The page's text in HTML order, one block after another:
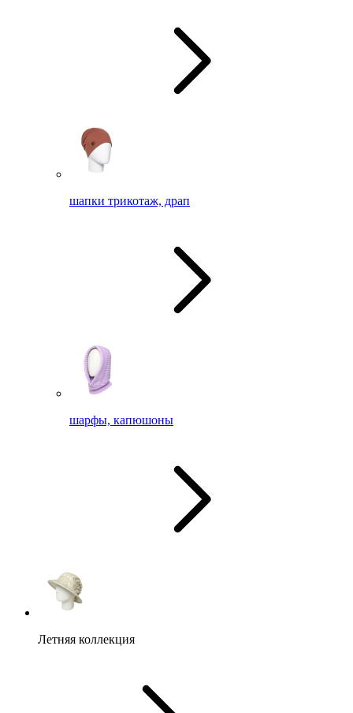
шапки трикотаж, драп
шарфы, капюшоны
Летняя коллекция